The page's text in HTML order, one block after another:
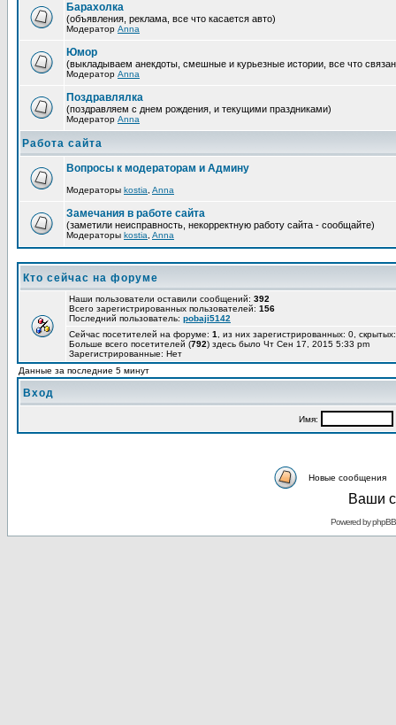
Барахолка
(объявления, реклама, все что касается авто)
Модератор Anna
Юмор
(выкладываем анекдоты, смешные и курьезные истории, все что
Модератор Anna
Поздравлялка
(поздравляем с днем рождения, и текущими праздниками)
Модератор Anna
Работа сайта
Вопросы к модераторам и Админу
Модераторы kostia Anna
Замечания в работе сайта
(заметили неисправность, некорректную работу сайта - сообщайте)
Модераторы kostia Anna
Кто сейчас на форуме
Наши пользователи оставили сообщений: 392
Всего зарегистрированных пользователей: 156
Последний пользователь: pobaji5142
Сейчас посетителей на форуме: 1
, из них зарегистрированных: 0,
Больше всего посетителей (792) здесь было Чт Сен 17, 2015 5:33 pm
Зарегистрированные: Нет
Данные за последние 5 минут
Вход
Имя:
Новые сообщения
Ваши
Powered byphpBB